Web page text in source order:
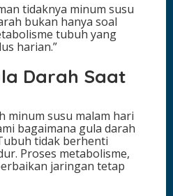
tidaknya minum susu
bukan hanya soal
tubuh yang
harian.”
Darah Saat
minum susu malam hari
bagaimana gula darah
tidak berhenti
Proses metabolisme,
jaringan tetap